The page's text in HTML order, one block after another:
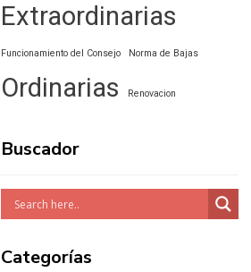
Extraordinarias
Funcionamiento del Consejo Norma de Bajas
Ordinarias Renovacion
Buscador
Categorías